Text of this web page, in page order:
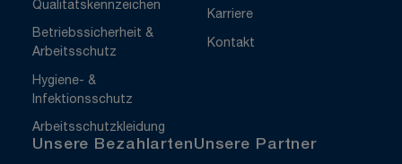
Qualitätskennzeichen
Betriebssicherheit &
Arbeitsschutz
Hygiene- &
Infektionsschutz
Arbeitsschutzkleidung
Karriere
Kontakt
Unsere BezahlartenUnsere Partner